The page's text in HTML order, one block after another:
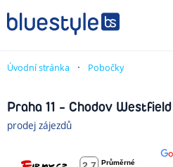
Úvodní stránka Pobočky
Praha 11 - Chodov Westfield
prodej zájezdů